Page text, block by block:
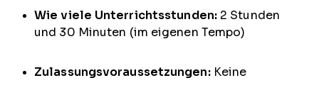
Wie viele Unterrichtsstunden:2 Stunden
und 30 Minuten (im eigenen Tempo)
Zulassungsvoraussetzungen:Keine